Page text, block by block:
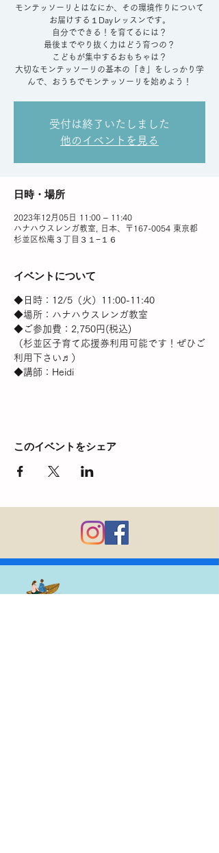
モンテッソーリとはなにか、その環境作りについて
お届けする１Dayレッスンです。
自分でできる！を育てるには？
最後までやり抜く力はどう育つの？
こどもが集中するおもちゃは？
大切なモンテッソーリの基本の「き」をしっかり学
んで、おうちでモンテッソーリを始めよう！
受付は終了いたしました
他のイベントを見る
日時・場所
2023年12月05日 11:00 – 11:40
ハナハウスレンガ教室, 日本、〒167-0054 東京都
杉並区松庵３丁目３１−１６
イベントについて
◆日時：12/5（火）11:00-11:40
◆場所：ハナハウスレンガ教室
◆ご参加費：2,750円(税込)
（杉並区子育て応援券利用可能です！ぜひご
利用下さい♬）
◆講師：Heidi
このイベントをシェア